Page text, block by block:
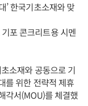
’ 한국기초소재와 맞
포 콘크리트용 시멘
소재와 공동으로 기
를 위한 전략적 제휴
각서(MOU)를 체결했